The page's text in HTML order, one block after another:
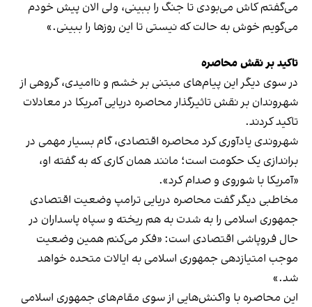
می‌گفتم کاش می‌بودی تا جنگ را ببینی، ولی الان پیش خودم
می‌گویم خوش به حالت که نیستی تا این روزها را ببینی.»
تاکید بر نقش محاصره
در سوی دیگر این پیام‌های مبتنی بر خشم و ناامیدی، گروهی از
شهروندان بر نقش تاثیرگذار محاصره دریایی آمریکا در معادلات
تاکید کردند.
شهروندی یادآوری کرد محاصره اقتصادی، گام بسیار مهمی در
براندازی یک حکومت است؛ مانند همان کاری که به گفته او،
«آمریکا با شوروی و صدام کرد».
مخاطبی دیگر گفت محاصره دریایی ترامپ وضعیت اقتصادی
جمهوری اسلامی را به شدت به هم ریخته و سپاه پاسداران در
حال فروپاشی اقتصادی است: «فکر می‌کنم همین وضعیت
موجب امتیازدهی جمهوری اسلامی به ایالات متحده خواهد
شد.»
این محاصره با واکنش‌هایی از سوی مقام‌های جمهوری اسلامی